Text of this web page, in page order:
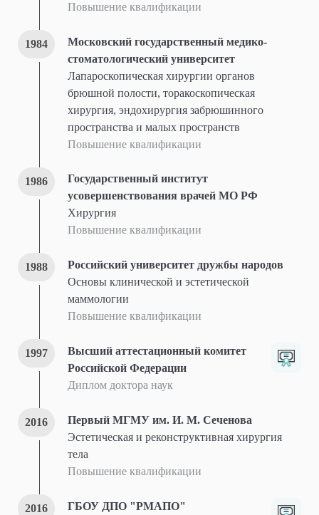
Повышение квалификации
1984
Московский государственный медико-
стоматологический университет
Лапароскопическая хирургии органов
брюшной полости, торакоскопическая
хирургия, эндохирургия забрюшинного
пространства и малых пространств
Повышение квалификации
1986
Государственный институт
усовершенствования врачей МО РФ
Хирургия
Повышение квалификации
1988
Российский университет дружбы народов
Основы клинической и эстетической
маммологии
Повышение квалификации
1997
Высший аттестационный комитет
Российской Федерации
Диплом доктора наук
2016
Первый МГМУ им. И. М. Сеченова
Эстетическая и реконструктивная хирургия
тела
Повышение квалификации
2016
ГБОУ ДПО "РМАПО"